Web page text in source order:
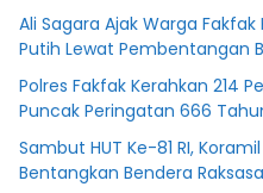
Ali Sagara Ajak Warga
Putih Lewat Pembentangan
Polres Fakfak Kerahkan 214
Puncak Peringatan 666
Sambut HUT Ke-81 RI,
Bentangkan Bendera